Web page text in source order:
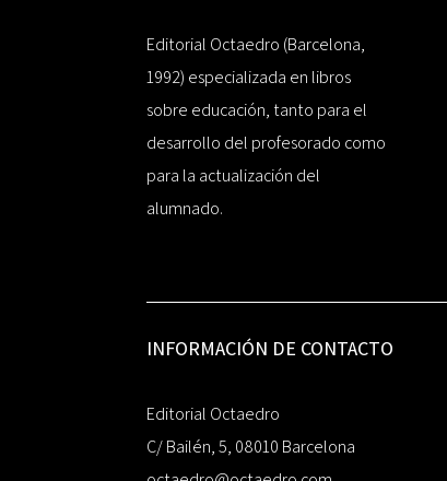
Editorial Octaedro (Barcelona,
1992) especializada en libros
sobre educación, tanto para el
desarrollo del profesorado como
para la actualización del
alumnado.
INFORMACIÓN DE CONTACTO
Editorial Octaedro
C/ Bailén, 5, 08010 Barcelona